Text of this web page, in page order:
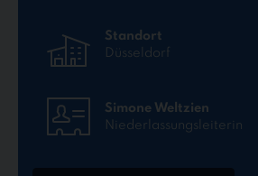
Standort
Düsseldorf
Simone Weltzien
Niederlassungsleiterin